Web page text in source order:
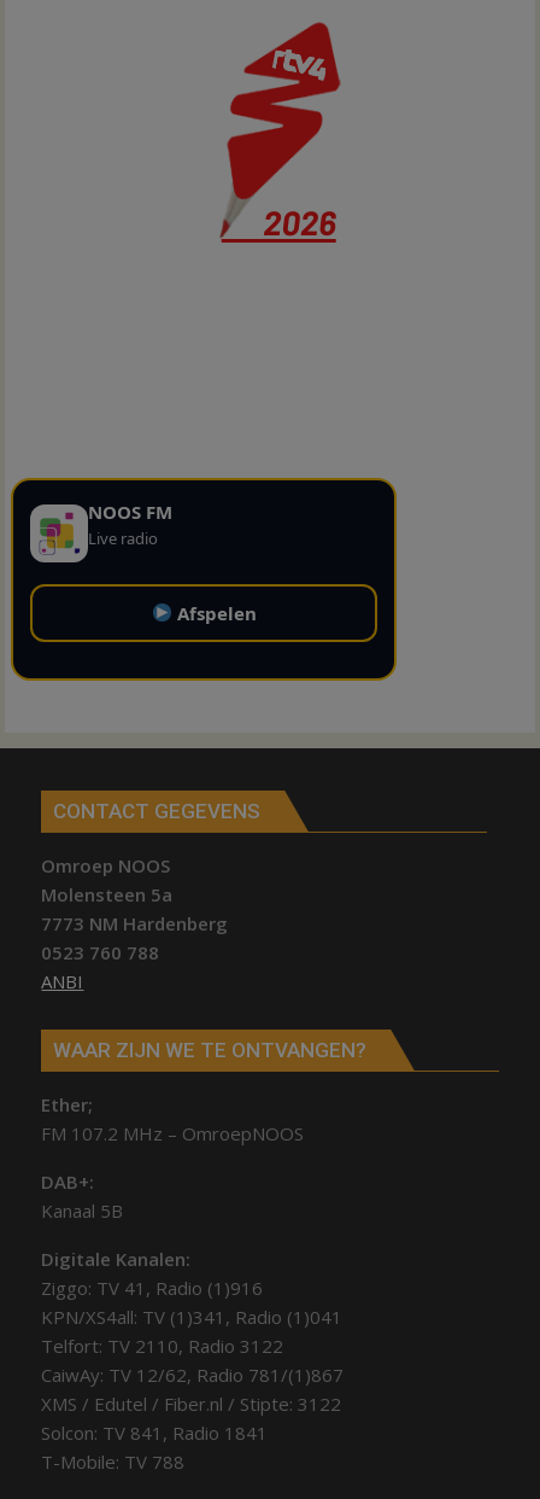
NOOS FM
Live radio
Afspelen
CONTACT GEGEVENS
Omroep NOOS
Molensteen 5a
7773 NM Hardenberg
0523 760 788
ANBI
WAAR ZIJN WE TE ONTVANGEN?
Ether;
FM 107.2 MHz – OmroepNOOS
DAB+:
Kanaal 5B
Digitale Kanalen:
Ziggo: TV 41, Radio (1)916
KPN/XS4all: TV (1)341, Radio (1)041
Telfort: TV 2110, Radio 3122
CaiwAy: TV 12/62, Radio 781/(1)867
XMS / Edutel / Fiber.nl / Stipte: 3122
Solcon: TV 841, Radio 1841
T-Mobile: TV 788